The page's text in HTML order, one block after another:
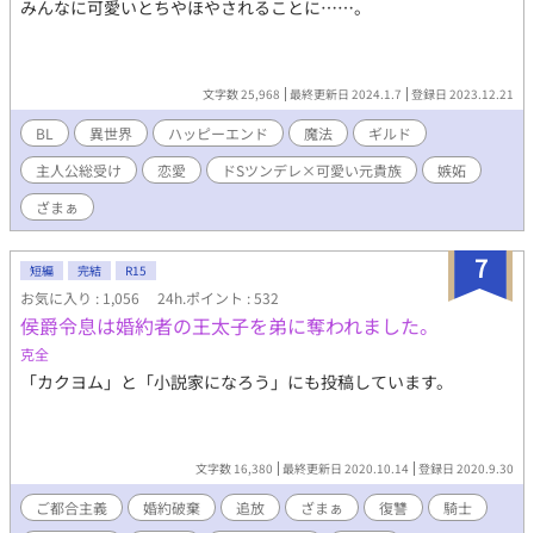
みんなに可愛いとちやほやされることに……。
文字数 25,968 最終更新日 2024.1.7 登録日 2023.12.21
BL 異世界 ハッピーエンド 魔法
ギルド
主人公総受け
恋愛 ドSツンデレ×可愛い元貴族
嫉妬
ざまぁ
7
短編 完結 R15
お気に入り : 1,056 24h.ポイント : 532
侯爵令息は婚約者の王太子を弟に奪われました。
克全
「カクヨム」と「小説家になろう」にも投稿しています。
文字数 16,380 最終更新日 2020.10.14 登録日 2020.9.30
ご都合主義 婚約破棄 追放 ざまぁ 復讐
騎士